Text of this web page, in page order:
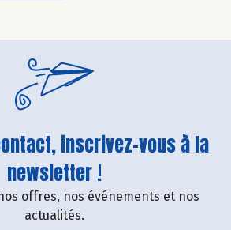
inscrivez-vous à la
newsletter !
offres, nos événements et nos
actualités.